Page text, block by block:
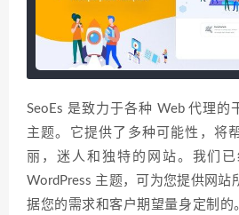
SeoEs 是致力于各种 Web 代理的
主题。它提供了多种可能性，将
丽，迷人和独特的网站。我们
WordPress 主题，可为您提供网站
据您的需求和客户期望量身定制的